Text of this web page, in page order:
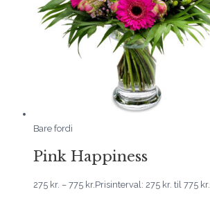
Bare fordi
Pink Happiness
275 kr. – 775 kr.Prisinterval: 275 kr. til 775 kr.